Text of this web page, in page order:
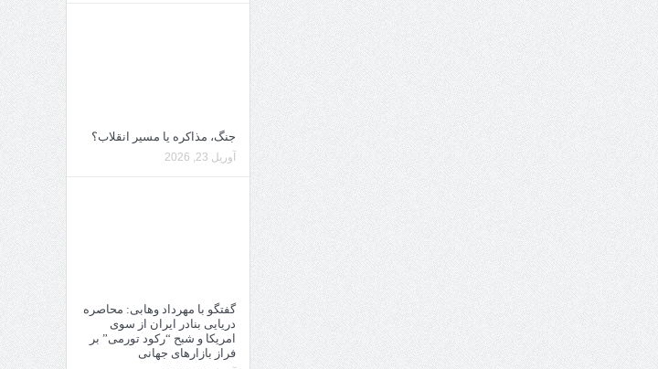
جنگ، مذاکره یا مسیر انقلاب؟
آوریل 23, 2026
گفتگو با مهرداد وهابی: محاصره
دریایی بنادر ایران از سوی
امریکا و شبح “رکود تورمی” بر
فراز بازارهای جهانی